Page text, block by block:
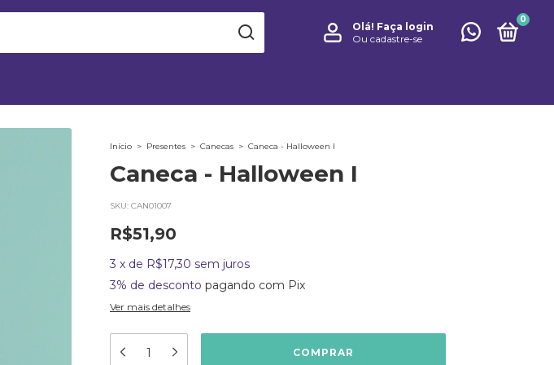
Olá! Faça login
Ou cadastre-se
0
Início > Presentes > Canecas > Caneca - Halloween I
Caneca - Halloween I
SKU: CAN01007
R$51,90
3 x de R$17,30 sem juros
3% de desconto pagando com Pix
Ver mais detalhes